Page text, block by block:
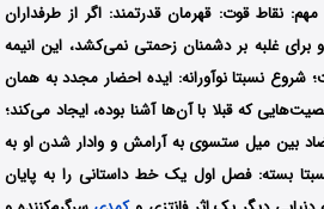
نقاط قوت: قهرمان قدرتمند: اگر از طرفداران
برای غلبه بر دشمنان زحمتی نمی‌کشد، این انیمه
نسبتا نوآورانه: ایده احضار مجدد به همان
که قبلا با آن‌ها آشنا بوده، ایجاد می‌کند؛
بین میل ستسوی به آرامش و وادار شدن او به
بسته: فصل اول یک خط داستانی را به پایان